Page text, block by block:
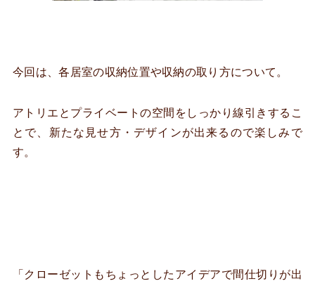
今回は、各居室の収納位置や収納の取り方について。
アトリエとプライベートの空間をしっかり線引きするこ
とで、新たな見せ方・デザインが出来るので楽しみで
す。
「クローゼットもちょっとしたアイデアで間仕切りが出